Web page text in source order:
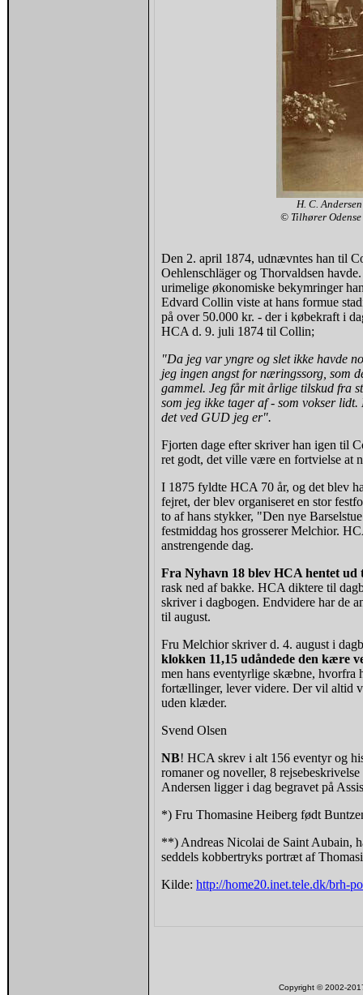
H. C.
© Tilhører Odense
Den 2. april 1874, udnævntes han til
Oehlenschläger og Thorvaldsen
urimelige økonomiske bekymringer
Edvard Collin viste at hans formue
på over 50.000 kr. - der i købekraft i
HCA d. 9. juli 1874 til Collin;
"Da jeg var yngre og slet ikke havde
jeg ingen angst for næringssorg, som
gammel. Jeg får mit årlige tilskud fra
som jeg ikke tager af - som vokser
det ved GUD jeg er".
Fjorten dage efter skriver han igen til
ret godt, det ville være en fortvielse at
I 1875 fyldte HCA 70 år, og det blev
fejret, der blev organiseret en stor
to af hans stykker, "Den nye
festmiddag hos grosserer Melchior.
anstrengende dag.
Fra Nyhavn 18 blev HCA hentet ud
rask ned af bakke. HCA diktere til
skriver i dagbogen. Endvidere har de
til august.
Fru Melchior skriver d. 4. august i
klokken 11,15 udåndede den kære
men hans eventyrlige skæbne, hvorfra
fortællinger, lever videre. Der vil altid
uden klæder.
Svend Olsen
NB! HCA skrev i alt 156 eventyr og
romaner og noveller, 8
Andersen ligger i dag begravet på
*) Fru Thomasine Heiberg født
**) Andreas Nicolai de Saint Aubain,
seddels kobbertryks portræt af
Kilde: http://home20.inet.tele.dk/brh-
Copyright © 2002-